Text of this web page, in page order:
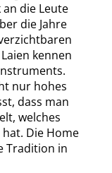
die Leute
die Jahre
kennen
nur hohes
dass man
welches
Die Home
Tradition in